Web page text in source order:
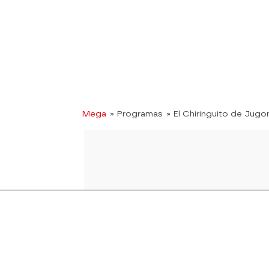
Mega » Programas » El Chiringuito de